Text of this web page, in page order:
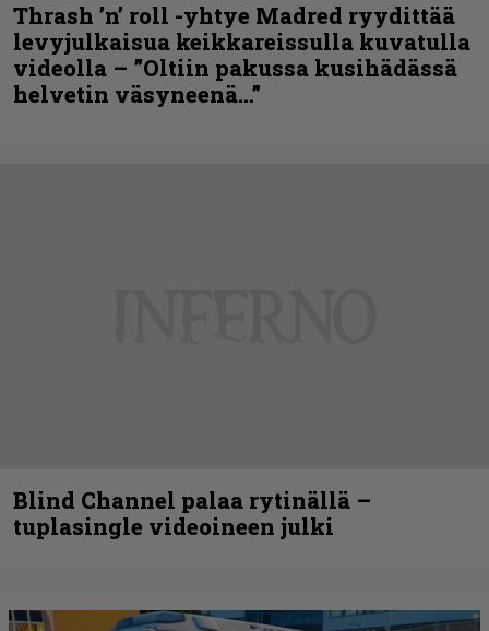
Thrash ’n’ roll -yhtye Madred ryydittää
levyjulkaisua keikkareissulla kuvatulla
videolla – ”Oltiin pakussa kusihädässä
helvetin väsyneenä…”
Blind Channel palaa rytinällä –
tuplasingle videoineen julki